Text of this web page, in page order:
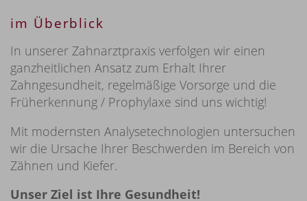
im Überblick
In unserer Zahnarztpraxis verfolgen wir einen
ganzheitlichen Ansatz zum Erhalt Ihrer
Zahngesundheit, regelmäßige Vorsorge und die
Früherkennung / Prophylaxe sind uns wichtig!
Mit modernsten Analysetechnologien untersuchen
wir die Ursache Ihrer Beschwerden im Bereich von
Zähnen und Kiefer.
Unser Ziel ist Ihre Gesundheit!